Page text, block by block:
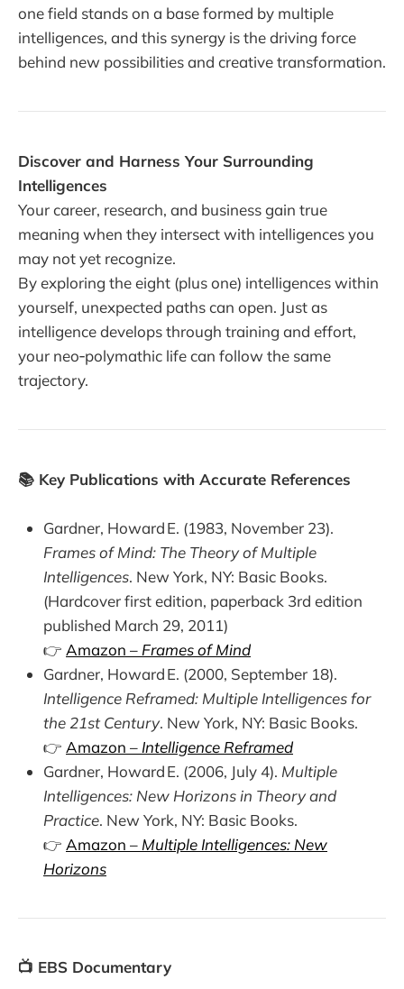
one field stands on a base formed by multiple
intelligences, and this synergy is the driving force
behind new possibilities and creative transformation.
Discover and Harness Your Surrounding
Intelligences
Your career, research, and business gain true
meaning when they intersect with intelligences you
may not yet recognize.
By exploring the eight (plus one) intelligences within
yourself, unexpected paths can open. Just as
intelligence develops through training and effort,
your neo‑polymathic life can follow the same
trajectory.
📚 Key Publications with Accurate References
Gardner, Howard E. (1983, November 23).
Frames of Mind: The Theory of Multiple
Intelligences. New York, NY: Basic Books.
(Hardcover first edition, paperback 3rd edition
published March 29, 2011)
👉 Amazon – Frames of Mind
Gardner, Howard E. (2000, September 18).
Intelligence Reframed: Multiple Intelligences for
the 21st Century. New York, NY: Basic Books.
👉 Amazon – Intelligence Reframed
Gardner, Howard E. (2006, July 4). Multiple
Intelligences: New Horizons in Theory and
Practice. New York, NY: Basic Books.
👉 Amazon – Multiple Intelligences: New
Horizons
📺 EBS Documentary